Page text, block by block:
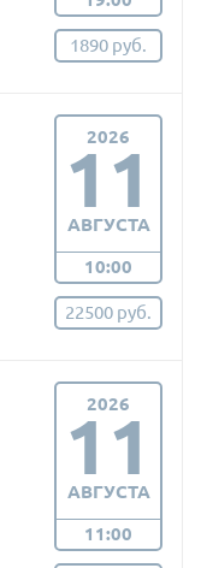
1890 руб.
2026
11
АВГУСТА
10:00
22500 руб.
2026
11
АВГУСТА
11:00